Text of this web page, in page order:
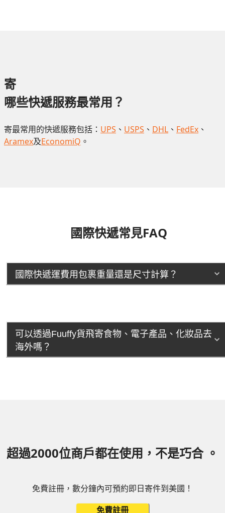
寄
哪些快遞服務最常用？
寄最常用的快遞服務包括： UPS 、 USPS 、 DHL 、 FedEx 、
Aramex及EconomiQ 。
國際快遞常見FAQ
國際快遞運費用包裹重量還是尺寸計算？
可以透過Fuuffy貨飛寄食物、電子產品、化妝品去
海外嗎？
超過2000位商戶都在使用，不是巧合 。
免費註冊，數分鐘內可預約即日寄件到美國！
免費註冊